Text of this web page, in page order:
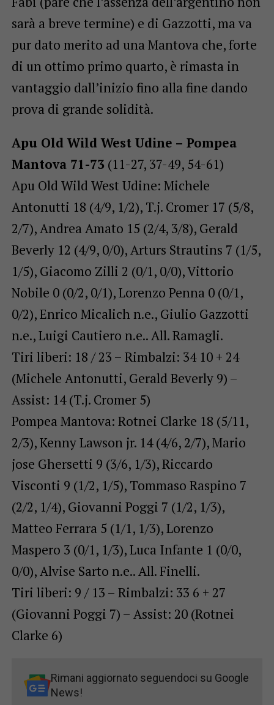
sarà a breve termine) e di Gazzotti, ma va
pur dato merito ad una Mantova che, forte
di un ottimo primo quarto, è rimasta in
vantaggio dall’inizio fino alla fine dando
prova di grande solidità.
Apu Old Wild West Udine – Pompea
Mantova 71-73 (11-27, 37-49, 54-61)
Apu Old Wild West Udine: Michele
Antonutti 18 (4/9, 1/2), T.j. Cromer 17 (5/8,
2/7), Andrea Amato 15 (2/4, 3/8), Gerald
Beverly 12 (4/9, 0/0), Arturs Strautins 7 (1/5,
1/5), Giacomo Zilli 2 (0/1, 0/0), Vittorio
Nobile 0 (0/2, 0/1), Lorenzo Penna 0 (0/1,
0/2), Enrico Micalich n.e., Giulio Gazzotti
n.e., Luigi Cautiero n.e.. All. Ramagli.
Tiri liberi: 18 / 23 – Rimbalzi: 34 10 + 24
(Michele Antonutti, Gerald Beverly 9) –
Assist: 14 (T.j. Cromer 5)
Pompea Mantova: Rotnei Clarke 18 (5/11,
2/3), Kenny Lawson jr. 14 (4/6, 2/7), Mario
jose Ghersetti 9 (3/6, 1/3), Riccardo
Visconti 9 (1/2, 1/5), Tommaso Raspino 7
(2/2, 1/4), Giovanni Poggi 7 (1/2, 1/3),
Matteo Ferrara 5 (1/1, 1/3), Lorenzo
Maspero 3 (0/1, 1/3), Luca Infante 1 (0/0,
0/0), Alvise Sarto n.e.. All. Finelli.
Tiri liberi: 9 / 13 – Rimbalzi: 33 6 + 27
(Giovanni Poggi 7) – Assist: 20 (Rotnei
Clarke 6)
Rimani aggiornato seguendoci su Google
News!